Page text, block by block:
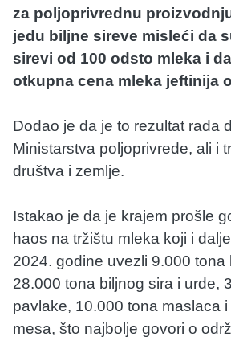
za poljoprivrednu
jedu biljne sireve misleći da
sirevi od 100 odsto mleka i
otkupna cena mleka jeftinija
Dodao je da je to rezultat rada
Ministarstva poljoprivrede, ali i
društva i zemlje.
Istakao je da je krajem prošle
haos na tržištu mleka koji i
2024. godine uvezli 9.000 tona
28.000 tona biljnog sira i urde,
pavlake, 10.000 tona maslaca
mesa, što najbolje govori o